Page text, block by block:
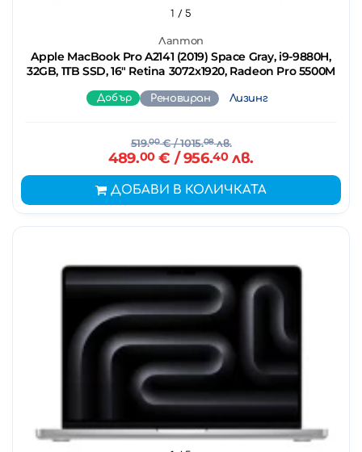
Лаптоп
Apple MacBook Pro A2141 (2019) Space Gray, i9-9880H,
32GB, 1TB SSD, 16" Retina 3072x1920, Radeon Pro 5500M
1 / 5
Добър Реновиран Лизинг
519.00€/ 1015.08лв.
489.00€ / 956.40лв.
ДОБАВИ В КОЛИЧКАТА